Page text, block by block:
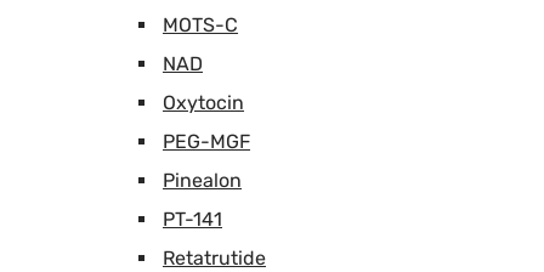
MOTS-C
NAD
Oxytocin
PEG-MGF
Pinealon
PT-141
Retatrutide